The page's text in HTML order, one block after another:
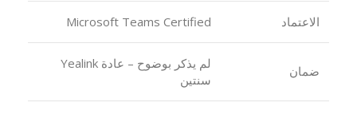
الاعتماد Microsoft Teams Certified
ضمان
لم يذكر بوضوح – عادة Yealink
سنتين